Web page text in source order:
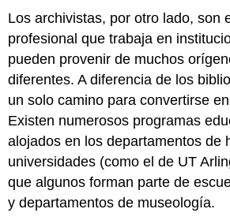
Los archivistas, por otro lado, son
profesional que trabaja en
pueden provenir de muchos
diferentes. A diferencia de los
un solo camino para convertirse
Existen numerosos programas
alojados en los departamentos de
universidades (como el de UT
que algunos forman parte de
y departamentos de museología.